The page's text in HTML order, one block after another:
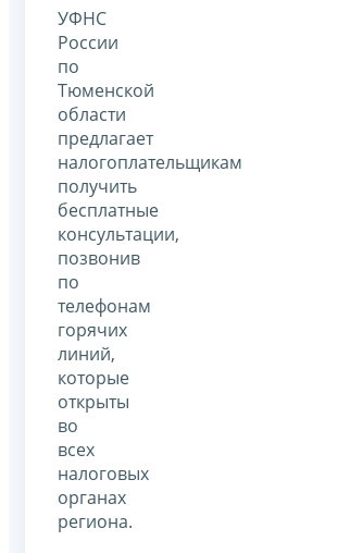
УФНС
России
по
Тюменской
области
предлагает
налогоплательщикам
получить
бесплатные
консультации,
позвонив
по
телефонам
горячих
линий,
которые
открыты
во
всех
налоговых
органах
региона.